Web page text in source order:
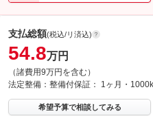
支払総額(税込/リ済込)
54.8万円
（諸費用9万円を含む）
法定整備： 整備付保証： 1ヶ月・
希望予算で相談してみる